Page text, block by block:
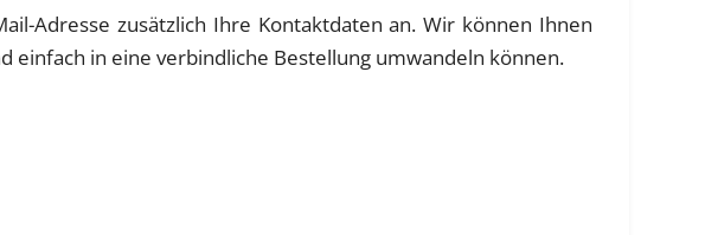
Adresse zusätzlich Ihre Kontaktdaten an. Wir können Ihnen
einfach in eine verbindliche Bestellung umwandeln können.